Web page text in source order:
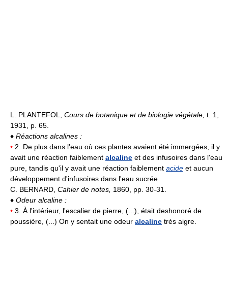
L. PLANTEFOL, Cours de botanique et de biologie végétale, t. 1,
1931, p. 65.
♦ Réactions alcalines :
• 2. De plus dans l'eau où ces plantes avaient été immergées, il y
avait une réaction faiblement alcaline et des infusoires dans l'eau
pure, tandis qu'il y avait une réaction faiblement acide et aucun
développement d'infusoires dans l'eau sucrée.
C. BERNARD, Cahier de notes, 1860, pp. 30-31.
♦ Odeur alcaline :
• 3. À l'intérieur, l'escalier de pierre, (...), était deshonoré de
poussière, (...) On y sentait une odeur alcaline très aigre.